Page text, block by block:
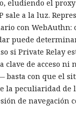
eludiendo el
sale a la luz.
con
puede
si Private Relay
clave de acceso ni
basta con que el
la peculiaridad de
de navegación